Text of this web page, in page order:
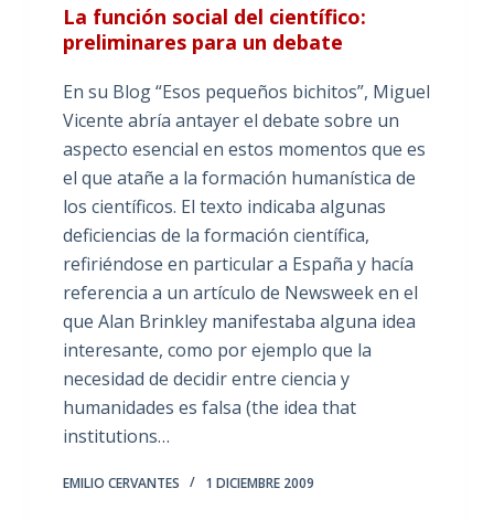
La función social del científico:
preliminares para un debate
En su Blog “Esos pequeños bichitos”, Miguel
Vicente abría antayer el debate sobre un
aspecto esencial en estos momentos que es
el que atañe a la formación humanística de
los científicos. El texto indicaba algunas
deficiencias de la formación científica,
refiriéndose en particular a España y hacía
referencia a un artículo de Newsweek en el
que Alan Brinkley manifestaba alguna idea
interesante, como por ejemplo que la
necesidad de decidir entre ciencia y
humanidades es falsa (the idea that
institutions…
EMILIO CERVANTES 1 DICIEMBRE 2009